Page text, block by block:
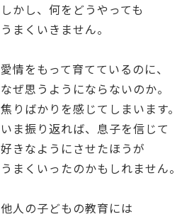
しかし、何をどうやっても
うまくいきません。
愛情をもって育てているのに、
なぜ思うようにならないのか。
焦りばかりを感じてしまいます。
いま振り返れば、息子を信じて
好きなようにさせたほうが
うまくいったのかもしれません。
他人の子どもの教育には